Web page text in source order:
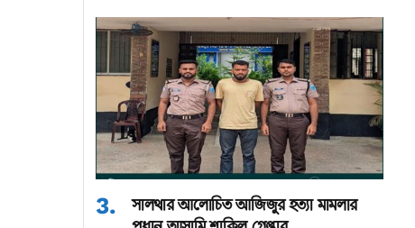
সালথার আলোচিত আজিজুর হত্যা মামলার